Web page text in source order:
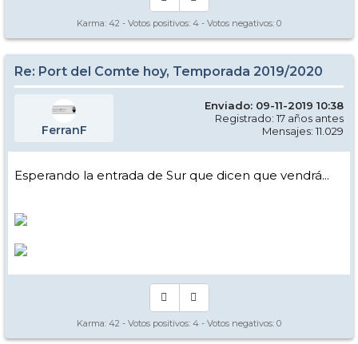
Karma: 42 - Votos positivos: 4 - Votos negativos: 0
Re: Port del Comte hoy, Temporada 2019/2020
FerranF
Enviado: 09-11-2019 10:38
Registrado: 17 años antes
Mensajes: 11.029
Esperando la entrada de Sur que dicen que vendrá...
Karma: 42 - Votos positivos: 4 - Votos negativos: 0